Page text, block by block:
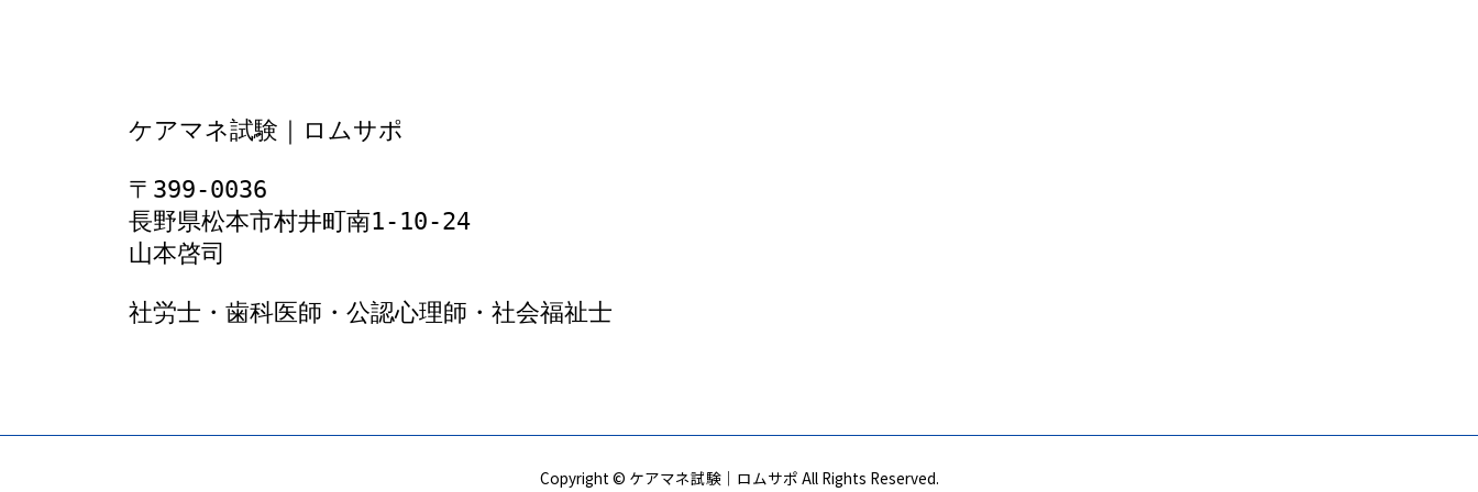
ケアマネ試験｜ロムサポ
〒399-0036
長野県松本市村井町南1‐10‐24
山本啓司
社労士・歯科医師・公認心理師・社会福祉士
Copyright © ケアマネ試験｜ロムサポ All Rights Reserved.